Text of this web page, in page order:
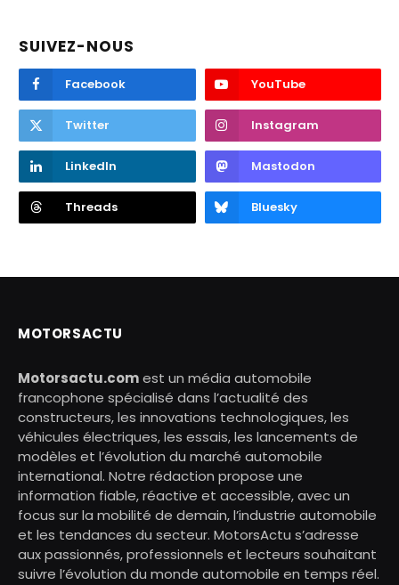
SUIVEZ-NOUS
Facebook YouTube
Twitter Instagram
LinkedIn Mastodon
Threads Bluesky
MOTORSACTU
Motorsactu.comest un média automobile
francophone spécialisé dans l’actualité des
constructeurs, les innovations technologiques, les
véhicules électriques, les essais, les lancements de
modèles et l’évolution du marché automobile
international. Notre rédaction propose une
information fiable, réactive et accessible, avec un
focus sur la mobilité de demain, l’industrie automobile
et les tendances du secteur. MotorsActu s’adresse
aux passionnés, professionnels et lecteurs souhaitant
suivre l’évolution du monde automobile en temps réel.